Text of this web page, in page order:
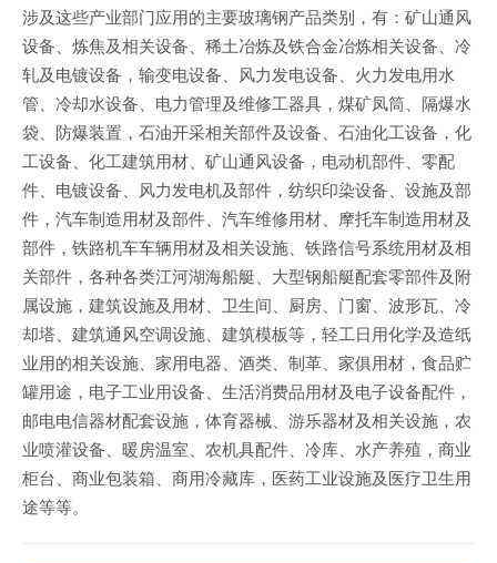
涉及这些产业部门应用的主要玻璃钢产品类别，有：矿山通风
设备、炼焦及相关设备、稀土冶炼及铁合金冶炼相关设备、冷
轧及电镀设备，输变电设备、风力发电设备、火力发电用水
管、冷却水设备、电力管理及维修工器具，煤矿凤筒、隔爆水
袋、防爆装置，石油开采相关部件及设备、石油化工设备，化
工设备、化工建筑用材、矿山通风设备，电动机部件、零配
件、电镀设备、风力发电机及部件，纺织印染设备、设施及部
件，汽车制造用材及部件、汽车维修用材、摩托车制造用材及
部件，铁路机车车辆用材及相关设施、铁路信号系统用材及相
关部件，各种各类江河湖海船艇、大型钢船艇配套零部件及附
属设施，建筑设施及用材、卫生间、厨房、门窗、波形瓦、冷
却塔、建筑通风空调设施、建筑模板等，轻工日用化学及造纸
业用的相关设施、家用电器、酒类、制革、家俱用材，食品贮
罐用途，电子工业用设备、生活消费品用材及电子设备配件，
邮电电信器材配套设施，体育器械、游乐器材及相关设施，农
业喷灌设备、暖房温室、农机具配件、冷库、水产养殖，商业
柜台、商业包装箱、商用冷藏库，医药工业设施及医疗卫生用
途等等。